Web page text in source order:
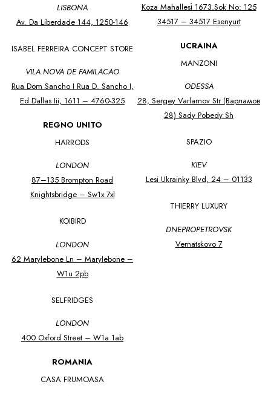
LISBONA
Av. Da Liberdade 144, 1250-146
ISABEL FERREIRA CONCEPT STORE
VILA NOVA DE FAMILACAO
Rua Dom Sancho I Rua D. Sancho I,
Ed.Dallas Iii, 1611 – 4760-325
REGNO UNITO
HARRODS
LONDON
87–135 Brompton Road
Knightsbridge – Sw1x 7xl
KOIBIRD
LONDON
62 Marylebone Ln – Marylebone –
W1u 2pb
SELFRIDGES
LONDON
400 Oxford Street – W1a 1ab
ROMANIA
CASA FRUMOASA
Koza Mahallesi̇ 1673.Sok No: 125
34517 – 34517 Esenyurt
UCRAINA
MANZONI
ODESSA
28, Sergey Varlamov Str (варламов
28) Sady Pobedy Sh
SPAZIO
KIEV
Lesi Ukrainky Blvd, 24 – 01133
THIERRY LUXURY
DNEPROPETROVSK
Vernatskovo 7